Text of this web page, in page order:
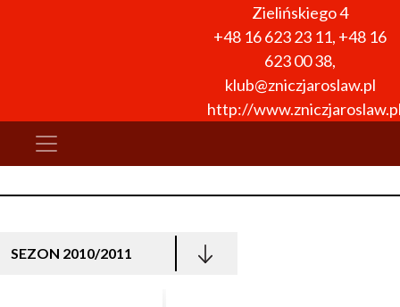
Zielińskiego 4
+48 16 623 23 11, +48 16
623 00 38,
klub@zniczjaroslaw.pl
http://
SEZON 2010/2011